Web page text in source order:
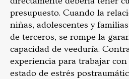
presupuesto. Cuando la
niñas, adolescentes y
de terceros, se rompe la
capacidad de veeduría.
experiencia para trabajar
estado de estrés